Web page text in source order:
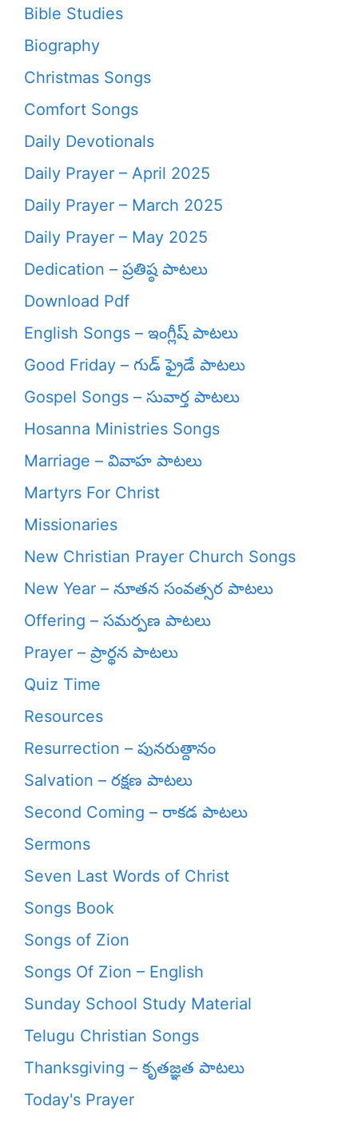
Bible Studies
Biography
Christmas Songs
Comfort Songs
Daily Devotionals
Daily Prayer – April 2025
Daily Prayer – March 2025
Daily Prayer – May 2025
Dedication – ప్రతిష్ఠ పాటలు
Download Pdf
English Songs – ఇంగ్లీష్ పాటలు
Good Friday – గుడ్ ఫ్రైడే పాటలు
Gospel Songs – సువార్త పాటలు
Hosanna Ministries Songs
Marriage – వివాహ పాటలు
Martyrs For Christ
Missionaries
New Christian Prayer Church Songs
New Year – నూతన సంవత్సర పాటలు
Offering – సమర్పణ పాటలు
Prayer – ప్రార్థన పాటలు
Quiz Time
Resources
Resurrection – పునరుత్దానం
Salvation – రక్షణ పాటలు
Second Coming – రాకడ పాటలు
Sermons
Seven Last Words of Christ
Songs Book
Songs of Zion
Songs Of Zion – English
Sunday School Study Material
Telugu Christian Songs
Thanksgiving – కృతజ్ఞత పాటలు
Today's Prayer